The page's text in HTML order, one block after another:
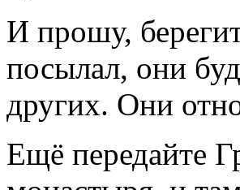
И прошу,
посылал, они
других. Они
Ещё передайте